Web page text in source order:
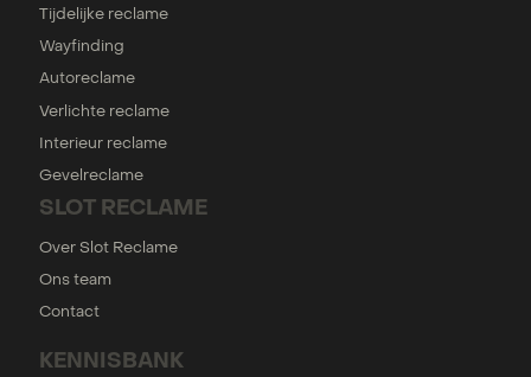
Tijdelijke reclame
Wayfinding
Autoreclame
Verlichte reclame
Interieur reclame
Gevelreclame
SLOT RECLAME
Over Slot Reclame
Ons team
Contact
KENNISBANK